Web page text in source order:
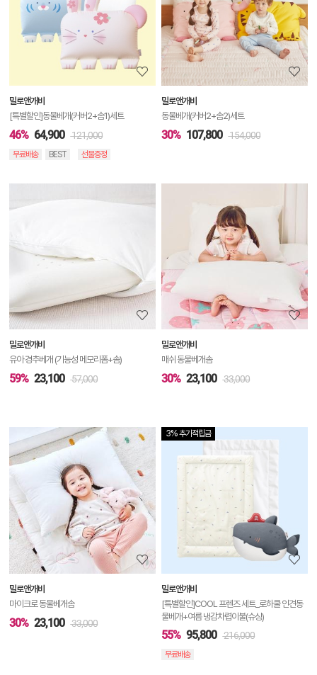
세
정
보
보
기
밀로앤개비
[특별할인]동물베개(커버2+솜1)세트
46% 64,900 121,000
무료배송 BEST 선물증정
밀로앤개비
동물베개(커버2+솜2)세트
30% 107,800 154,000
정
보
기
밀로앤개비
유아 경추베개 (기능성 메모리폼+솜)
59% 23,100 57,000
밀로앤개비
매쉬 동물베개솜
30% 23,100 33,000
상
품
세
보
보
기
밀로앤개비
마이크로 동물베개솜
30% 23,100 33,000
3% 추가적립금
밀로앤개비
[특별할인]COOL 프렌즈 세트_로하쿨 인견동
물베개+여름 냉감차렵이불(슈싱)
55% 95,800 216,000
무료배송